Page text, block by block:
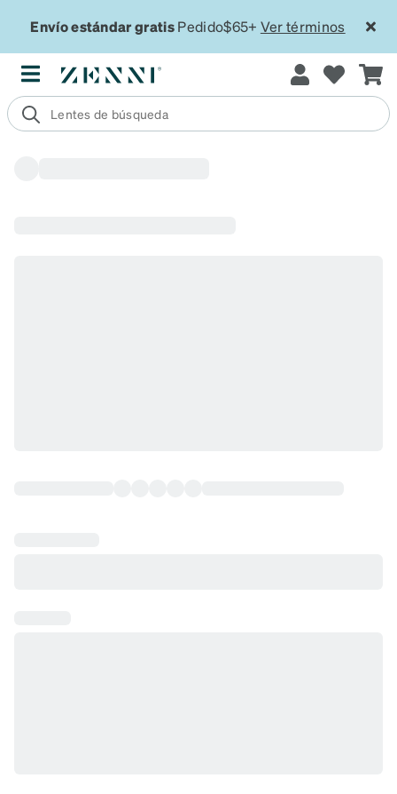
Envío estándar gratisPedido$65+ Ver términos